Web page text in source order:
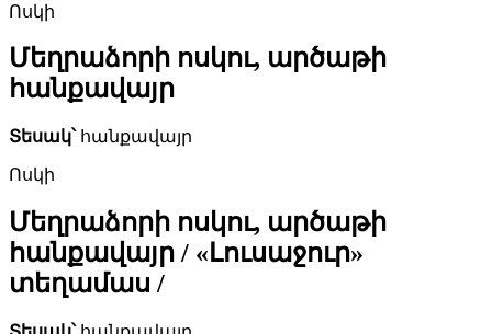
Ոսկի
Մեղրաձորի ոսկու, արծաթի
հանքավայր
Տեսակ՝հանքավայր
Ոսկի
Մեղրաձորի ոսկու, արծաթի
հանքավայր / «Լուսաջուր»
տեղամաս /